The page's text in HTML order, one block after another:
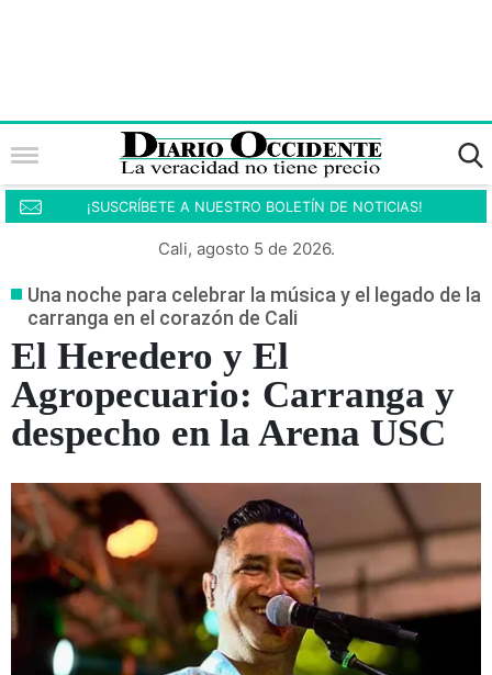
¡SUSCRÍBETE A NUESTRO BOLETÍN DE NOTICIAS!
Cali, agosto 5 de 2026.
Una noche para celebrar la música y el legado de la
carranga en el corazón de Cali
El Heredero y El
Agropecuario: Carranga y
despecho en la Arena USC